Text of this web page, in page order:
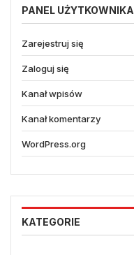
PANEL UŻYTKOWNIKA
Zarejestruj się
Zaloguj się
Kanał wpisów
Kanał komentarzy
WordPress.org
KATEGORIE